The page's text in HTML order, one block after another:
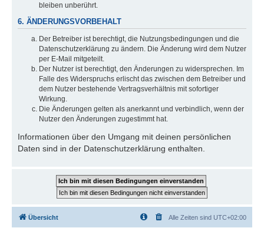
bleiben unberührt.
6. ÄNDERUNGSVORBEHALT
Der Betreiber ist berechtigt, die Nutzungsbedingungen und die
Datenschutzerklärung zu ändern. Die Änderung wird dem Nutzer
per E-Mail mitgeteilt.
Der Nutzer ist berechtigt, den Änderungen zu widersprechen. Im
Falle des Widerspruchs erlischt das zwischen dem Betreiber und
dem Nutzer bestehende Vertragsverhältnis mit sofortiger
Wirkung.
Die Änderungen gelten als anerkannt und verbindlich, wenn der
Nutzer den Änderungen zugestimmt hat.
Informationen über den Umgang mit deinen persönlichen
Daten sind in der Datenschutzerklärung enthalten.
Übersicht Alle Zeiten sind UTC+02:00